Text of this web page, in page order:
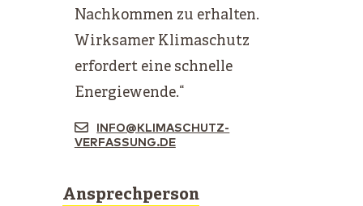
Nachkommen zu erhalten.
Wirksamer Klimaschutz
erfordert eine schnelle
Energiewende.“
INFO@KLIMASCHUTZ-
VERFASSUNG.DE
Ansprechperson